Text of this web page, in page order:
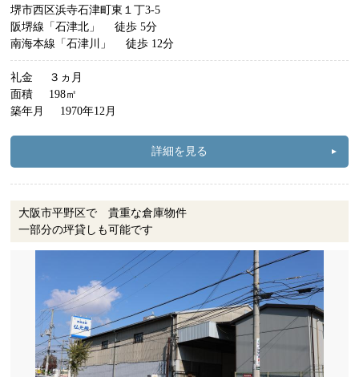
堺市西区浜寺石津町東１丁3-5
阪堺線「石津北」
徒歩 5分
南海本線「石津川」
徒歩 12分
礼金
３ヵ月
面積
198㎡
築年月
1970年12月
詳細を見る
大阪市平野区で 貴重な倉庫物件
一部分の坪貸しも可能です